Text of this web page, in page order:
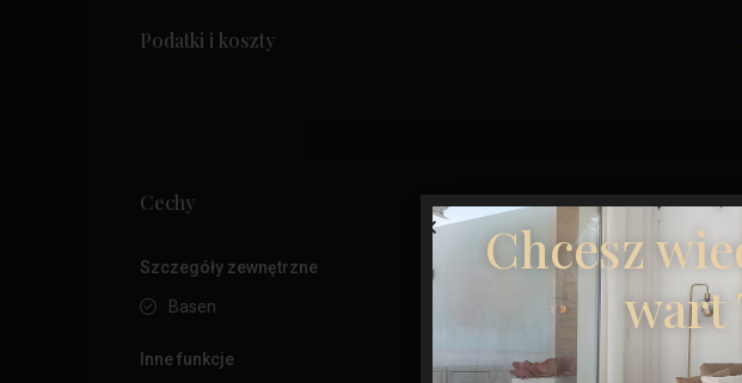
Podatki i koszty
Cechy
Szczegóły zewnętrzne
Basen
Inne funkcje
Chcesz
wart